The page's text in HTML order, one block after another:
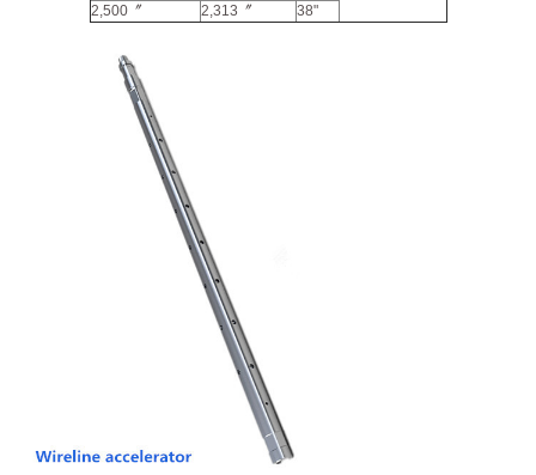
2,500〞
2,313〞 38"